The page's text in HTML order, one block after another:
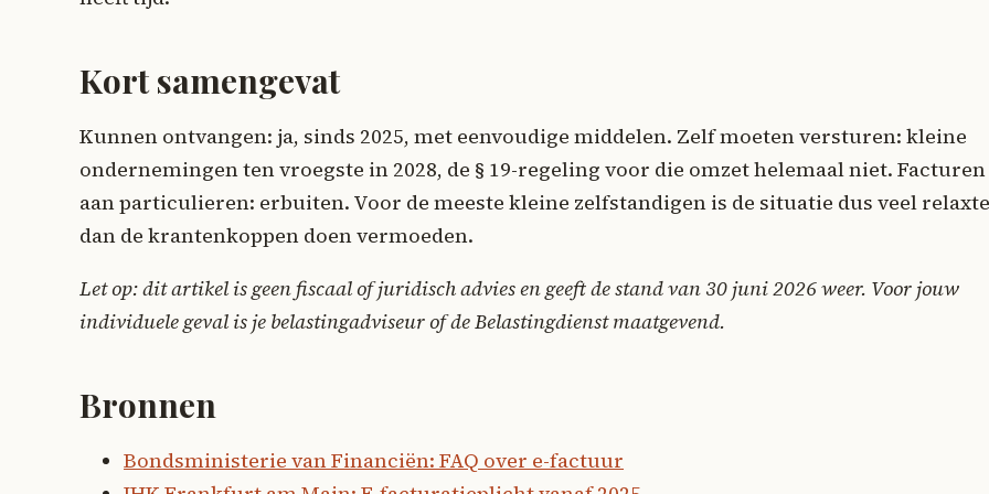
Kort samengevat
Kunnen ontvangen: ja, sinds 2025, met eenvoudige middelen. Zelf moeten versturen: kleine
ondernemingen ten vroegste in 2028, de § 19-regeling voor die omzet helemaal niet. Facturen
aan particulieren: erbuiten. Voor de meeste kleine zelfstandigen is de situatie dus veel
dan de krantenkoppen doen vermoeden.
Let op: dit artikel is geen fiscaal of juridisch advies en geeft de stand van 30 juni 2026 weer. Voor jouw
individuele geval is je belastingadviseur of de Belastingdienst maatgevend.
Bronnen
Bondsministerie van Financiën: FAQ over e-factuur